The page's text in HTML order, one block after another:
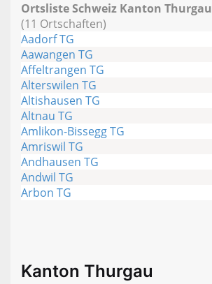
Ortsliste Schweiz Kanton Thurgau
(11 Ortschaften)
Aadorf TG
Aawangen TG
Affeltrangen TG
Alterswilen TG
Altishausen TG
Altnau TG
Amlikon-Bissegg TG
Amriswil TG
Andhausen TG
Andwil TG
Arbon TG
Kanton Thurgau